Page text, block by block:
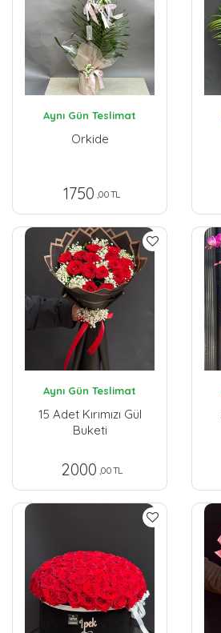
Aynı Gün Teslimat
Orkide
1750 ,00 TL
Aynı Gün Teslimat
15 Adet Kırımızı Gül
Buketi
2000 ,00 TL